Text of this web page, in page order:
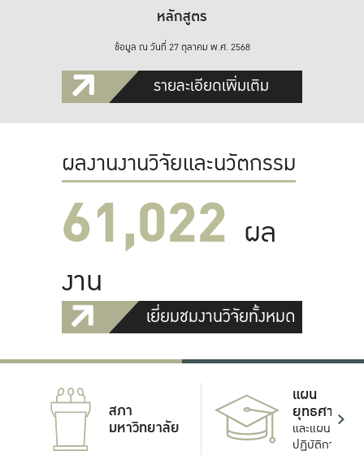
หลักสูตร
ข้อมูล ณ วันที่ 27 ตุลาคม พ.ศ. 2568
รายละเอียดเพิ่มเติม
ผลงานงานวิจัยและนวัตกรรม
61,022 ผล
งาน
เยี่ยมชมงานวิจัยทั้งหมด
สภา
มหาวิทยาลัย
แผน
ยุทธศาสตร์
และแผน
ปฏิบัติการ